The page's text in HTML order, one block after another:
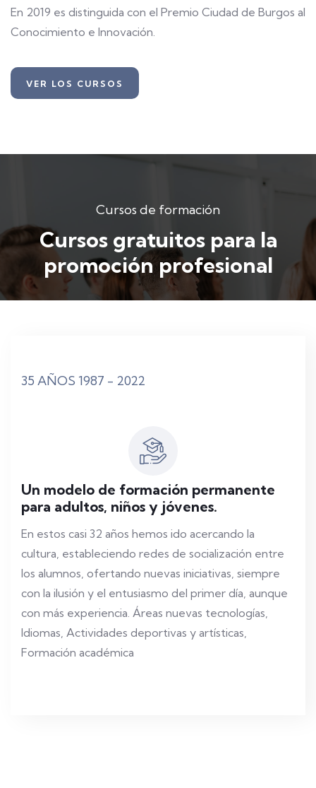
En 2019 es distinguida con el Premio Ciudad de Burgos al
Conocimiento e Innovación.
VER LOS CURSOS
Cursos de formación
Cursos gratuitos para la
promoción profesional
35 AÑOS 1987 - 2022
Un modelo de formación permanente
para adultos, niños y jóvenes.
En estos casi 32 años hemos ido acercando la
cultura, estableciendo redes de socialización entre
los alumnos, ofertando nuevas iniciativas, siempre
con la ilusión y el entusiasmo del primer día, aunque
con más experiencia. Áreas nuevas tecnologías,
Idiomas, Actividades deportivas y artísticas,
Formación académica